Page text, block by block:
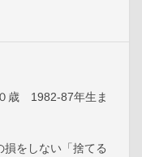
歳 1982-87年生ま
をしない「捨てる